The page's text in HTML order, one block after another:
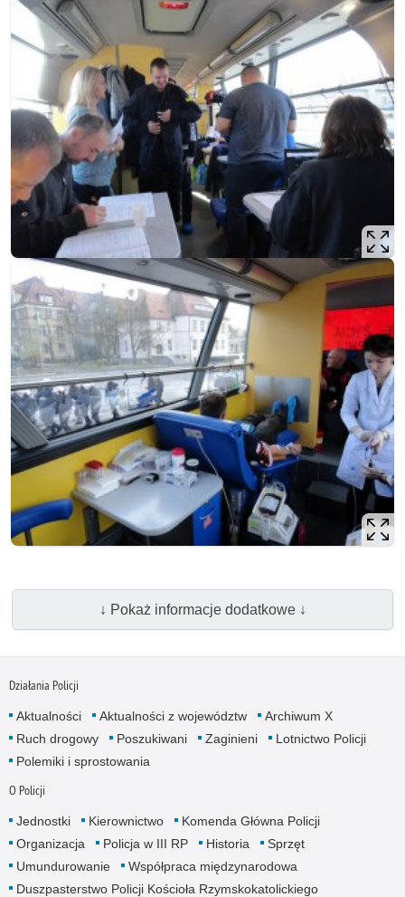
↓ Pokaż informacje dodatkowe ↓
Działania Policji
Aktualności Aktualności z województw
Archiwum X
Ruch drogowy
Poszukiwani Zaginieni
Lotnictwo Policji
Polemiki i sprostowania
O Policji
Jednostki Kierownictwo
Komenda Główna Policji
Organizacja
Policja w III RP Historia
Sprzęt
Umundurowanie
Współpraca międzynarodowa
Duszpasterstwo Policji Kościoła Rzymskokatolickiego